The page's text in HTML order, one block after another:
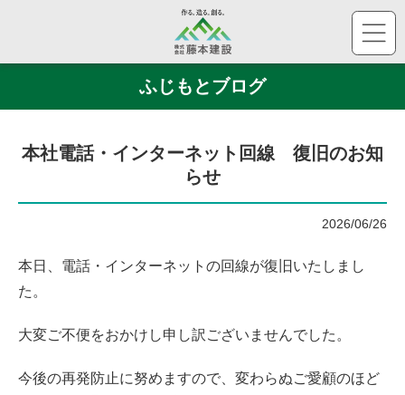
株
ふじもとブログ
本社電話・インターネット回線 復旧のお知
らせ
2026/06/26
本日、電話・インターネットの回線が復旧いたしまし
た。
大変ご不便をおかけし申し訳ございませんでした。
今後の再発防止に努めますので、変わらぬご愛顧のほど